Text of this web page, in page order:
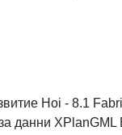
Hoi - 8.1
данни XPlanGML